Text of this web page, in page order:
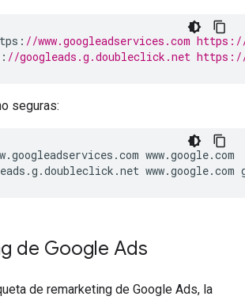
: //www.googleadservices.com https://
: //googleads.g.doubleclick.net https://
seguras:
.googleadservices .com www.google.com
.g .doubleclick .net www.google.com
de Google Ads
de remarketing de Google Ads, la